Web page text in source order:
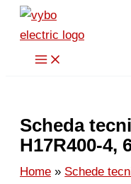
Vai
contenuto
Scheda
H17R400-4,
Home
Schede